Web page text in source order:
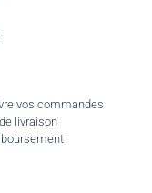
vos commandes
livraison